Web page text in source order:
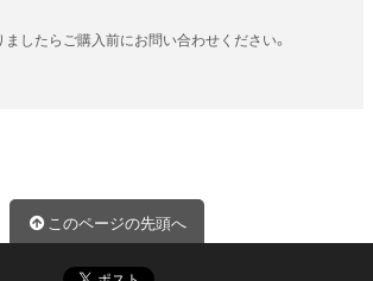
したらご購入前にお問い合わせください。
このページの先頭へ